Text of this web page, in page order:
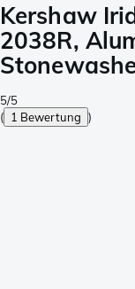
Kershaw
2038R,
5/5
( 1 Bewertung )